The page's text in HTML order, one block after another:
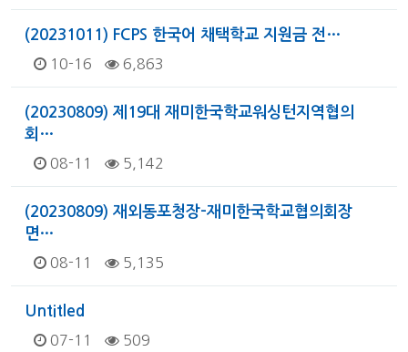
(20231011) FCPS 한국어 채택학교 지원금 전…
10-16 6,863
(20230809) 제19대 재미한국학교워싱턴지역협의
회…
08-11 5,142
(20230809) 재외동포청장-재미한국학교협의회장
면…
08-11 5,135
Untitled
07-11 509